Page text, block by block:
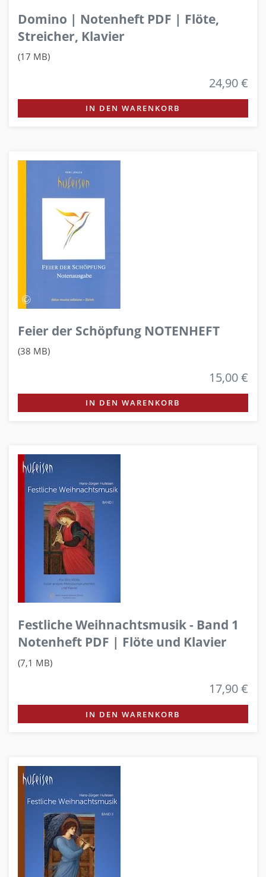
Domino | Notenheft PDF | Flöte,
Streicher, Klavier
(17 MB)
24,90 €
IN DEN WARENKORB
Feier der Schöpfung NOTENHEFT
(38 MB)
15,00 €
IN DEN WARENKORB
Festliche Weihnachtsmusik - Band 1
Notenheft PDF | Flöte und Klavier
(7,1 MB)
17,90 €
IN DEN WARENKORB